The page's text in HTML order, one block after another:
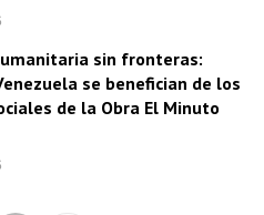
sin fronteras:
se benefician de los
de la Obra El Minuto